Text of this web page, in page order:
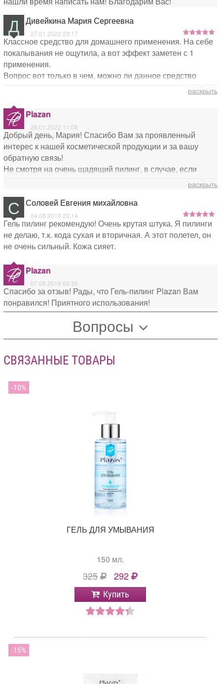
Д Дивейкина Мария Сергеевна
27.01.2022 23:17
Классное средство для домашнего применения. На себе
покалывания не ощутила, а вот эффект заметен с 1
применения.
Вопрос вот только в чем, можно ли данное средство
раскрыть
Plazan
28.01.2022 11:08
Добрый день, Мария! Спасибо Вам за проявленный
интерес к нашей косметической продукции и за вашу
обратную связь!
Не смотря на очень щадящий пилинг, в случае, если
активно в летний период. Если же Вы используете его в
летний период, обязательно к нанесению
Солнцезащитное средство с фактором не ниже 50.
раскрыть
С Соловей Евгения михайловна
04.08.2019 23:14
Гель пилинг рекомендую! Очень крутая штука. Я пилинги
не делаю, т.к. кода сухая и вторичная. А этот полетел, он
не очень сильный. Кожа сияет.
Plazan
07.08.2019 09:35
Спасибо за отзыв! Рады, что Гель-пилинг Plazan Вам
понравился! Приятного использования!
Вопросы
СВЯЗАННЫЕ ТОВАРЫ
10
ГЕЛЬ ДЛЯ УМЫВАНИЯ
150 мл.
325 292
Купить
15